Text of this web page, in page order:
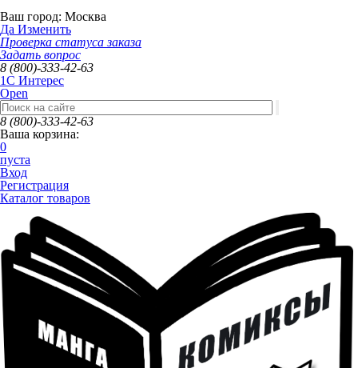
Ваш город: Москва
Да Изменить
Проверка статуса заказа
Задать вопрос
8 (800)-333-42-63
1C Интерес
Open
8 (800)-333-42-63
Ваша корзина:
0
пуста
Вход
Регистрация
Каталог товаров